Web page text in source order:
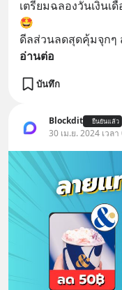
เตรียมฉลองวันเงินเ
🤩
ดีลส่วนลดสุดคุ้มจุกๆ
อ่านต่อ
บันทึก
Blockdit ยืนยันแล้ว
30 เม.ย. 2024 เวล